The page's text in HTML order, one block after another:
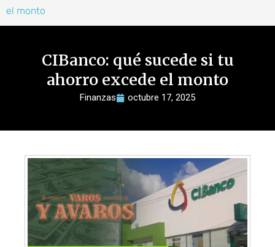
el monto
CIBanco: qué sucede si tu
ahorro excede el monto
Finanzas octubre 17, 2025